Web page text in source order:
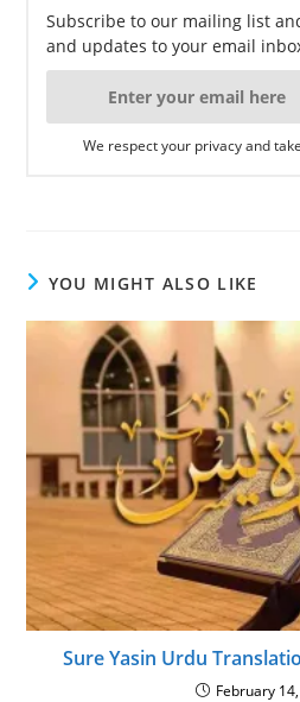
Subscribe to our mailing list
and updates to your email
We respect your privacy and
YOU MIGHT ALSO LIKE
Sure Yasin Urdu
February